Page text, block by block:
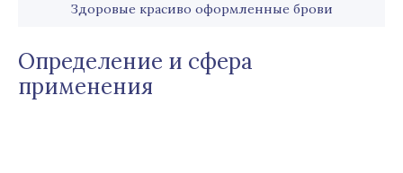
Здоровые красиво оформленные брови
Определение и сфера
применения